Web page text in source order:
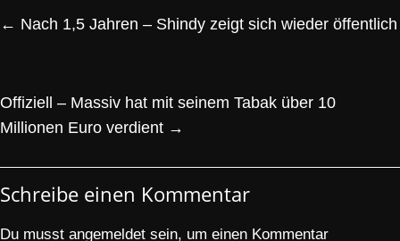
← Nach 1,5 Jahren – Shindy zeigt sich wieder öffentlich
Offiziell – Massiv hat mit seinem Tabak über 10
Millionen Euro verdient →
Schreibe einen Kommentar
Du musst angemeldet sein, um einen Kommentar